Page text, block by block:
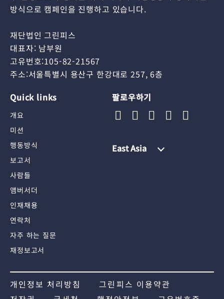
방식으로 캠페인을 진행하고 있습니다.
재단법인 그린피스
대표자: 남부원
고유번호:105-82-21567
주소:서울특별시 용산구 한강대로 257, 6층
Quick links
개요
미션
행동방식
보고서
사람들
앰버서더
인재채용
연락처
자주 하는 질문
재정보고서
팔로우하기
East Asia
개인정보 처리방침
그린피스 이용약관